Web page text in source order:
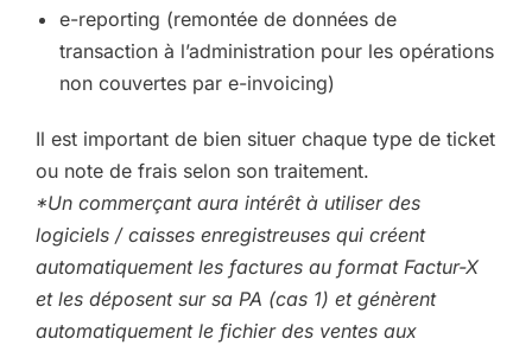
e-reporting (remontée de données de
transaction à l’administration pour les opérations
non couvertes par e-invoicing)
Il est important de bien situer chaque type de ticket
ou note de frais selon son traitement.
*Un commerçant aura intérêt à utiliser des
logiciels / caisses enregistreuses qui créent
automatiquement les factures au format Factur-X
et les déposent sur sa PA (cas 1) et génèrent
automatiquement le fichier des ventes aux